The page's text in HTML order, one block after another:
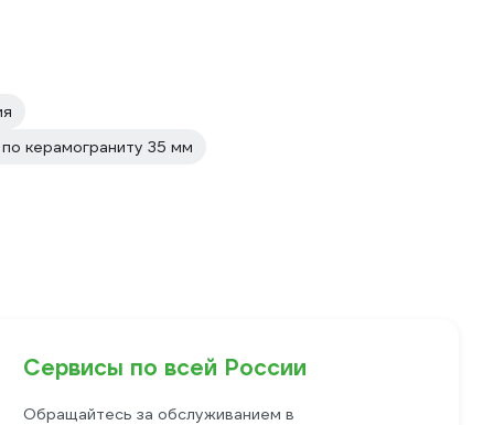
керамограниту 35 мм
Сервисы по всей России
Обращайтесь за обслуживанием в